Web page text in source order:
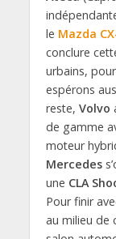
le Mazda
conclure
urbains,
espérons
reste, Volvo
de gamme
moteur
Mercedes
une CLA
Pour finir
au milieu de